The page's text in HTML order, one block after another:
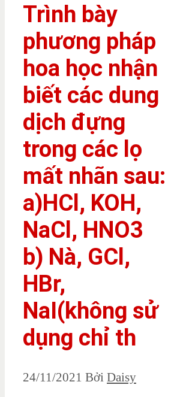
Trình bày
phương pháp
hoa học nhận
biết các dung
dịch đựng
trong các lọ
mất nhãn sau:
a)HCl, KOH,
NaCl, HNO3
b) Nà, GCl,
HBr,
NaI(không sử
dụng chỉ th
24/11/2021 Bởi Daisy